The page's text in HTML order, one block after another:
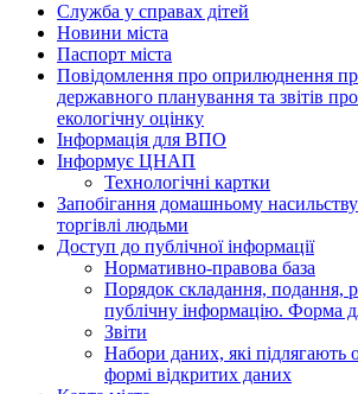
Служба у справах дітей
Новини міста
Паспорт міста
Повідомлення про оприлюднення
державного планування та звітів
екологічну оцінку
Інформація для ВПО
Інформує ЦНАП
Технологічні картки
Запобігання домашньому
торгівлі людьми
Доступ до публічної інформації
Нормативно-правова база
Порядок складання, подання,
публічну інформацію. Форма
Звіти
Набори даних, які
формі відкритих даних